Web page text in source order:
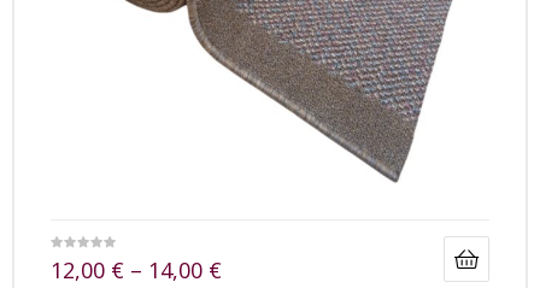
12,00 € – 14,00 €